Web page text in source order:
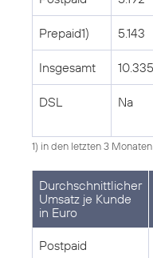
Prepaid1) 5.143
Insgesamt 10.335
DSL Na
1) in den letzten 3
Durchschnittlicher
Umsatz je Kunde
in Euro
Postpaid